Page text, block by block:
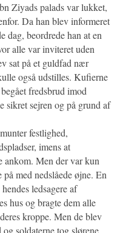
Ziyads palads var lukket,
Da han blev informeret
dag, beordrede han at en
alle var inviteret uden
sat på et guldfad nær
også udstilles. Kufierne
fredsbrud imod
sikret sejren og på grund af
festlighed,
imens at
ankom. Men der var kun
med nedslåede øjne. En
ledsagere af
hus og bragte dem alle
kroppe. Men de blev
soldaterne tog slørene